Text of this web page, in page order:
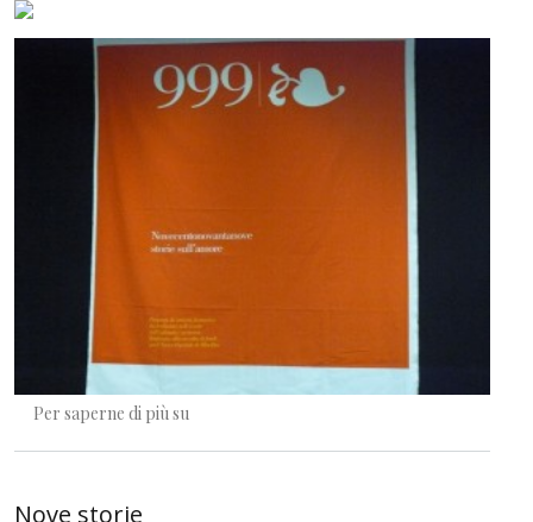
Per saperne di più su
Nove storie